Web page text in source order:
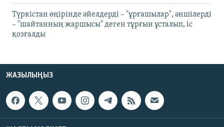
Түркістан өңірінде әйелдерді – "ұрғашылар", әншілерді
– "шайтанның жаршысы" деген тұрғын ұсталып, іс
қозғалды
ЖАЗЫЛЫҢЫЗ